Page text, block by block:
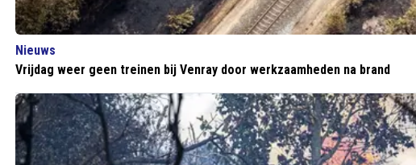
Nieuws
Vrijdag weer geen treinen bij Venray door werkzaamheden na brand